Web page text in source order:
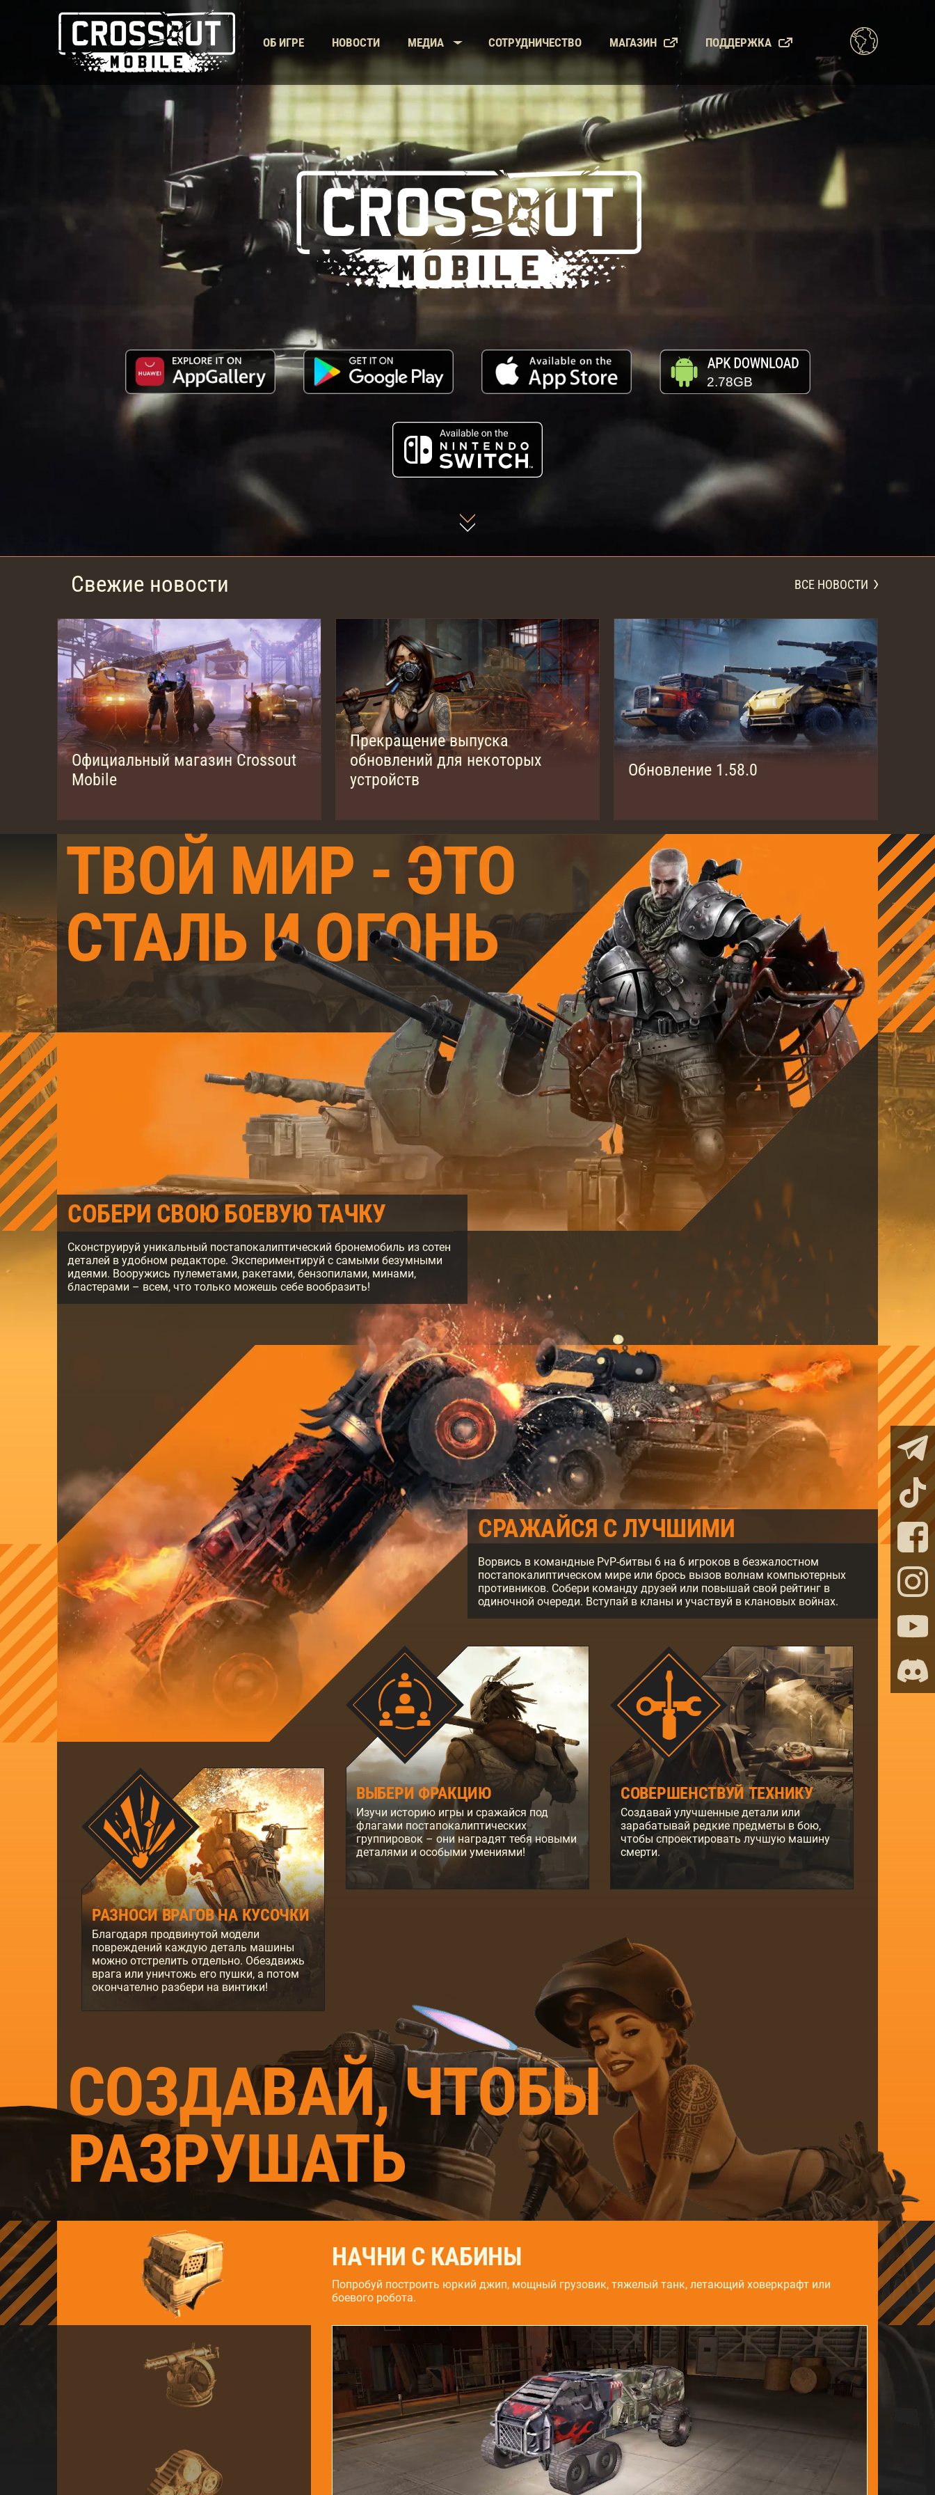
ОБ ИГРЕ НОВОСТИ МЕДИА СОТРУДНИЧЕСТВО МАГАЗИН ПОДДЕРЖКА
2.78GB
Свежие новости ВСЕ НОВОСТИ
Официальный магазин Crossout
Mobile
Прекращение выпуска
обновлений для некоторых
устройств
Обновление 1.58.0
ТВОЙ МИР - ЭТО
СТАЛЬ И ОГОНЬ
CОБЕРИ СВОЮ БОЕВУЮ ТАЧКУ
Сконструируй уникальный постапокалиптический бронемобиль из сотен
деталей в удобном редакторе. Экспериментируй с самыми безумными
идеями. Вооружись пулеметами, ракетами, бензопилами, минами,
бластерами – всем, что только можешь себе вообразить!
CРАЖАЙСЯ С ЛУЧШИМИ
Ворвись в командные PvP-битвы 6 на 6 игроков в безжалостном
постапокалиптическом мире или брось вызов волнам компьютерных
противников. Собери команду друзей или повышай свой рейтинг в
одиночной очереди. Вступай в кланы и участвуй в клановых войнах.
РАЗНОСИ ВРАГОВ НА КУСОЧКИ
Благодаря продвинутой модели
повреждений каждую деталь машины
можно отстрелить отдельно. Обездвижь
врага или уничтожь его пушки, а потом
окончателно разбери на винтики!
ВЫБЕРИ ФРАКЦИЮ
Изучи историю игры и сражайся под
флагами постапокалиптических
группировок – они наградят тебя новыми
деталями и особыми умениями!
СОВЕРШЕНСТВУЙ ТЕХНИКУ
Создавай улучшенные детали или
зарабатывай редкие предметы в бою,
чтобы спроектировать лучшую машину
смерти.
CОЗДАВАЙ, ЧТОБЫ
РАЗРУШАТЬ
НАЧНИ С КАБИНЫ
Попробуй построить юркий джип, мощный грузовик, тяжелый танк, летающий ховеркрафт или
боевого робота.